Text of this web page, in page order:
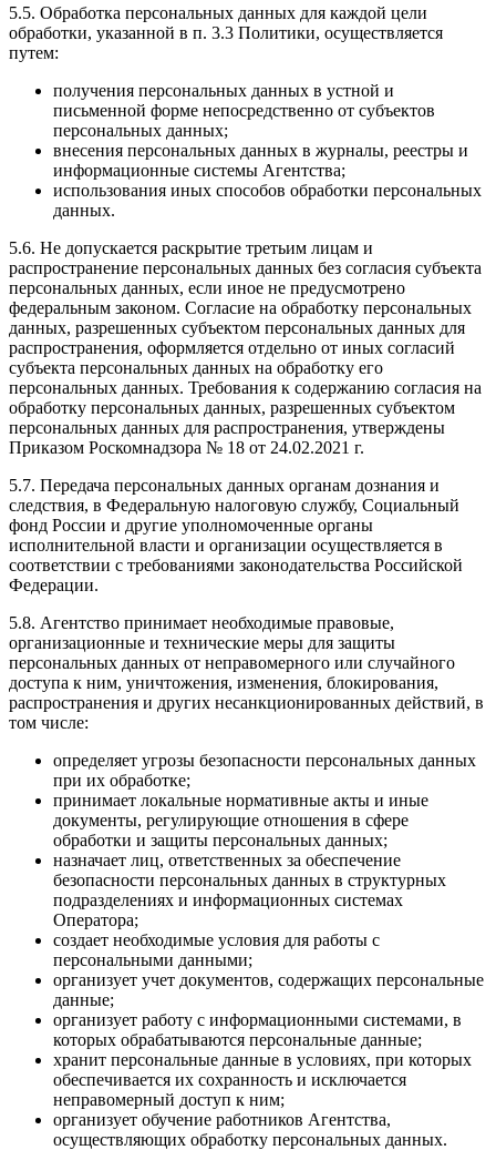
5.5. Обработка персональных данных для каждой цели
обработки, указанной в п. 3.3 Политики, осуществляется
путем:
получения персональных данных в устной и
письменной форме непосредственно от субъектов
персональных данных;
внесения персональных данных в журналы, реестры и
информационные системы Агентства;
использования иных способов обработки персональных
данных.
5.6. Не допускается раскрытие третьим лицам и
распространение персональных данных без согласия субъекта
персональных данных, если иное не предусмотрено
федеральным законом. Согласие на обработку персональных
данных, разрешенных субъектом персональных данных для
распространения, оформляется отдельно от иных согласий
субъекта персональных данных на обработку его
персональных данных. Требования к содержанию согласия на
обработку персональных данных, разрешенных субъектом
персональных данных для распространения, утверждены
Приказом Роскомнадзора № 18 от 24.02.2021 г.
5.7. Передача персональных данных органам дознания и
следствия, в Федеральную налоговую службу, Социальный
фонд России и другие уполномоченные органы
исполнительной власти и организации осуществляется в
соответствии с требованиями законодательства Российской
Федерации.
5.8. Агентство принимает необходимые правовые,
организационные и технические меры для защиты
персональных данных от неправомерного или случайного
доступа к ним, уничтожения, изменения, блокирования,
распространения и других несанкционированных действий, в
том числе:
определяет угрозы безопасности персональных данных
при их обработке;
принимает локальные нормативные акты и иные
документы, регулирующие отношения в сфере
обработки и защиты персональных данных;
назначает лиц, ответственных за обеспечение
безопасности персональных данных в структурных
подразделениях и информационных системах
Оператора;
создает необходимые условия для работы с
персональными данными;
организует учет документов, содержащих персональные
данные;
организует работу с информационными системами, в
которых обрабатываются персональные данные;
хранит персональные данные в условиях, при которых
обеспечивается их сохранность и исключается
неправомерный доступ к ним;
организует обучение работников Агентства,
осуществляющих обработку персональных данных.